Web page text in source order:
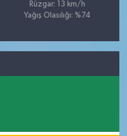
Rüzgar: 13 km/h
Yağış Olasılığı: %74